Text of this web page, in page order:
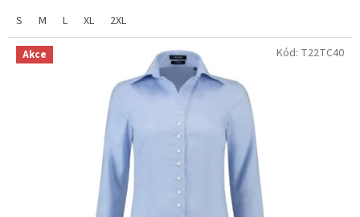
S
M L XL 2XL
Akce Kód: T22TC40